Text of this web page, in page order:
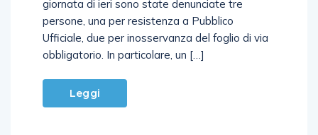
giornata di ieri sono state denunciate tre
persone, una per resistenza a Pubblico
Ufficiale, due per inosservanza del foglio di via
obbligatorio. In particolare, un […]
Leggi